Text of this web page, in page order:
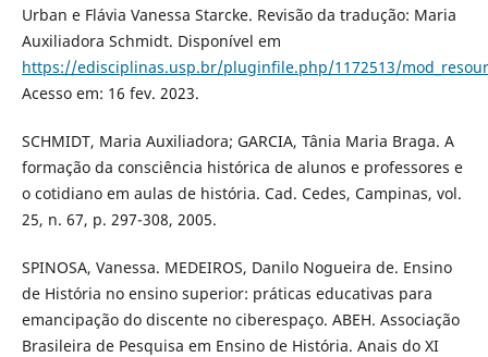
Urban e Flávia Vanessa Starcke. Revisão da tradução: Maria
Auxiliadora Schmidt. Disponível em
https://edisciplinas.usp.br/pluginfile.php/1172513/
Acesso em: 16 fev. 2023.
SCHMIDT, Maria Auxiliadora; GARCIA, Tânia Maria Braga. A
formação da consciência histórica de alunos e professores e
o cotidiano em aulas de história. Cad. Cedes, Campinas, vol.
25, n. 67, p. 297-308, 2005.
SPINOSA, Vanessa. MEDEIROS, Danilo Nogueira de. Ensino
de História no ensino superior: práticas educativas para
emancipação do discente no ciberespaço. ABEH. Associação
Brasileira de Pesquisa em Ensino de História. Anais do XI